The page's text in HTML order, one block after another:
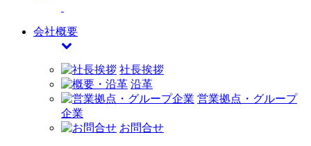
会社概要
社長挨拶
沿革
営業拠点・グループ
企業
お問合せ